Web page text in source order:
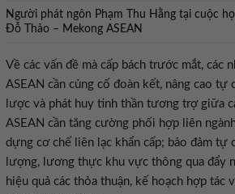
Người phát ngôn Phạm Thu Hằng tại cuộc
Đỗ Thảo – Mekong ASEAN
Về các vấn đề mà cấp bách trước mắt, các
ASEAN cần củng cố đoàn kết, nâng cao tự
lược và phát huy tinh thần tương trợ giữa
ASEAN cần tăng cường phối hợp liên
dựng cơ chế liên lạc khẩn cấp; bảo đảm tự
lượng, lương thực khu vực thông qua đẩy
hiệu quả các thỏa thuận, kế hoạch hợp tác